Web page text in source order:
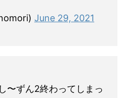
June 29, 2021
し〜ずん2終わってしまっ